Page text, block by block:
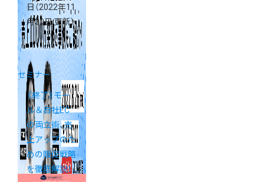
日 （2022年11
月30日 更新）
セミナー
《終了》モー
ル＆自社EC
の両立術、売
上アップのた
めの販促戦略
を徹底解説！